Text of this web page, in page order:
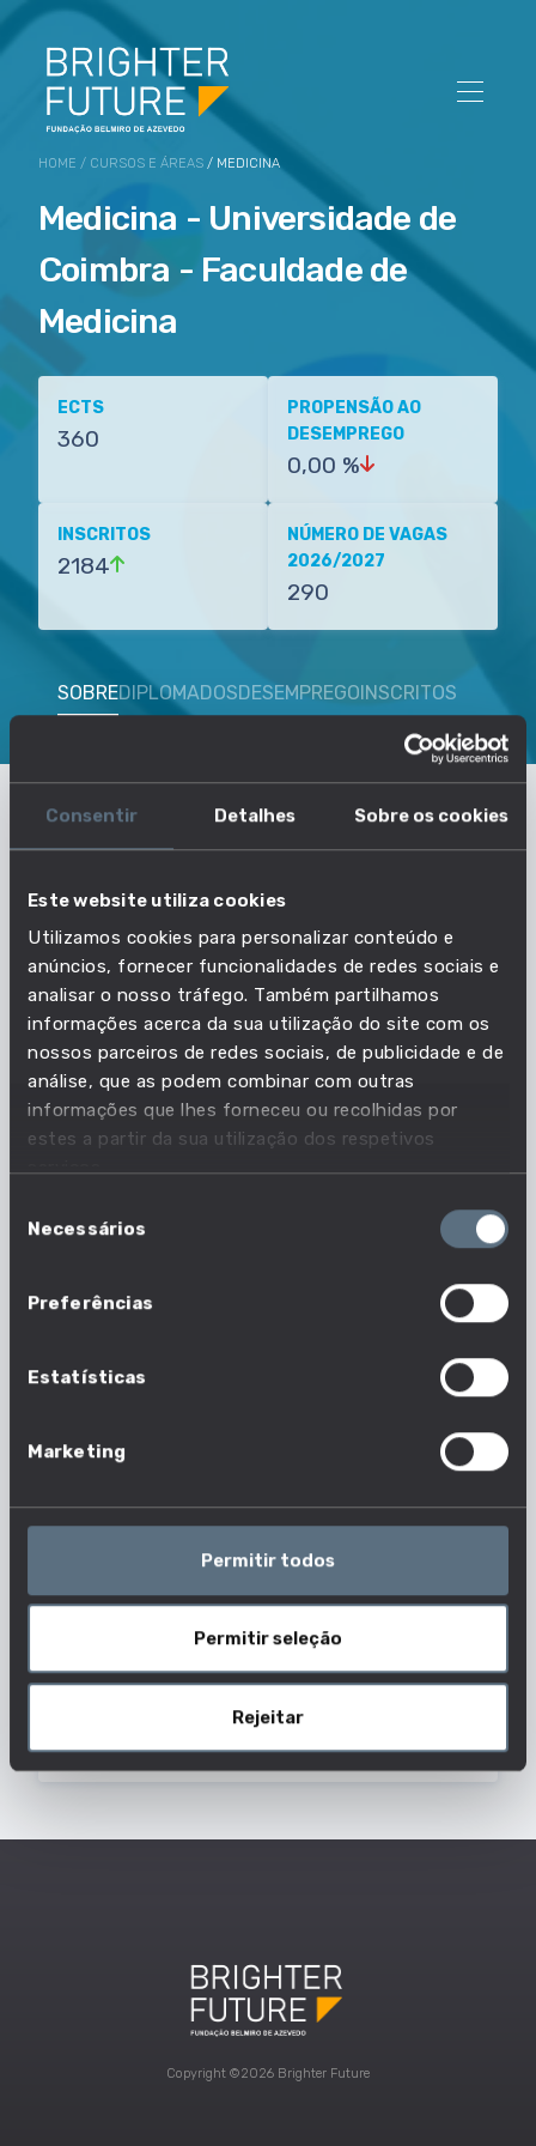
Consentir Detalhes Sobre os cookies
Este website utiliza cookies
Utilizamos cookies para personalizar conteúdo e
anúncios, fornecer funcionalidades de redes sociais e
analisar o nosso tráfego. Também partilhamos
informações acerca da sua utilização do site com os
nossos parceiros de redes sociais, de publicidade e de
análise, que as podem combinar com outras
informações que lhes forneceu ou recolhidas por
estes a partir da sua utilização dos respetivos
serviços.
deNecessários
Preferências
Estatísticas
Marketing
Permitir todos
Permitir seleção
Rejeitar
HOME / CURSOS E ÁREAS / MEDICINA
Medicina - Universidade de
Coimbra - Faculdade de
Medicina
ECTS
360
PROPENSÃO AO
DESEMPREGO
0,00 %
INSCRITOS
2184
NÚMERO DE VAGAS
2026/2027
290
SOBREDIPLOMADOSDESEMPREGOINSCRITOS
O que precisas de saber sobre
Medicina - Universidade de
Coimbra - Faculdade de Medicina
Nível de ensino
MESTRADO INTEGRADO
Dados De Curso
Dados De Curso
Contactos
WEBSITE
Nota de candidatura do último colocado
2025/2026
Dados De Curso
Copyright ©2026 Brighter Future